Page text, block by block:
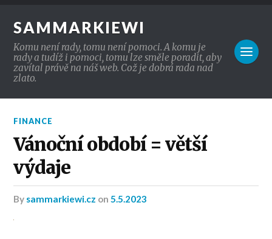
SAMMARKIEWI
Komu není rady, tomu není pomoci. A komu je
rady a tudíž i pomoci, tomu lze směle poradit, aby
zavítal právě na náš web. Což je dobrá rada nad
zlato.
FINANCE
Vánoční období = větší
výdaje
by sammarkiewi.cz on5.5.2023